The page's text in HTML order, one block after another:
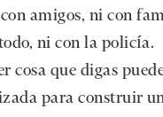
amigos, ni con
ni con la policía.
cosa que digas
para construir